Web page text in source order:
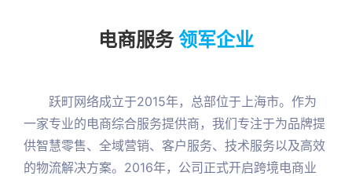
电商服务领军企业
跃町网络成立于2015年，总部位于上海市。作为
一家专业的电商综合服务提供商，我们专注于为品牌提
供智慧零售、全域营销、客户服务、技术服务以及高效
的物流解决方案。2016年，公司正式开启跨境电商业